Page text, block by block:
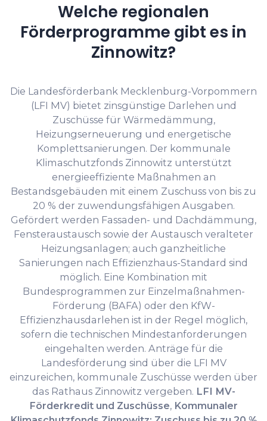
Welche regionalen
Förderprogramme gibt es in
Zinnowitz?
Die Landesförderbank Mecklenburg-Vorpommern
(LFI MV) bietet zinsgünstige Darlehen und
Zuschüsse für Wärmedämmung,
Heizungserneuerung und energetische
Komplettsanierungen. Der kommunale
Klimaschutzfonds Zinnowitz unterstützt
energieeffiziente Maßnahmen an
Bestandsgebäuden mit einem Zuschuss von bis zu
20 % der zuwendungsfähigen Ausgaben.
Gefördert werden Fassaden- und Dachdämmung,
Fensteraustausch sowie der Austausch veralteter
Heizungsanlagen; auch ganzheitliche
Sanierungen nach Effizienzhaus-Standard sind
möglich. Eine Kombination mit
Bundesprogrammen zur Einzelmaßnahmen-
Förderung (BAFA) oder den KfW-
Effizienzhausdarlehen ist in der Regel möglich,
sofern die technischen Mindestanforderungen
eingehalten werden. Anträge für die
Landesförderung sind über die LFI MV
einzureichen, kommunale Zuschüsse werden über
das Rathaus Zinnowitz vergeben. LFI MV-
Förderkredit und Zuschüsse, Kommunaler